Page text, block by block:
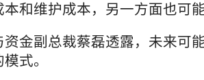
本和维护成本，另一方面也可
副总裁蔡磊透露，未来可
式。